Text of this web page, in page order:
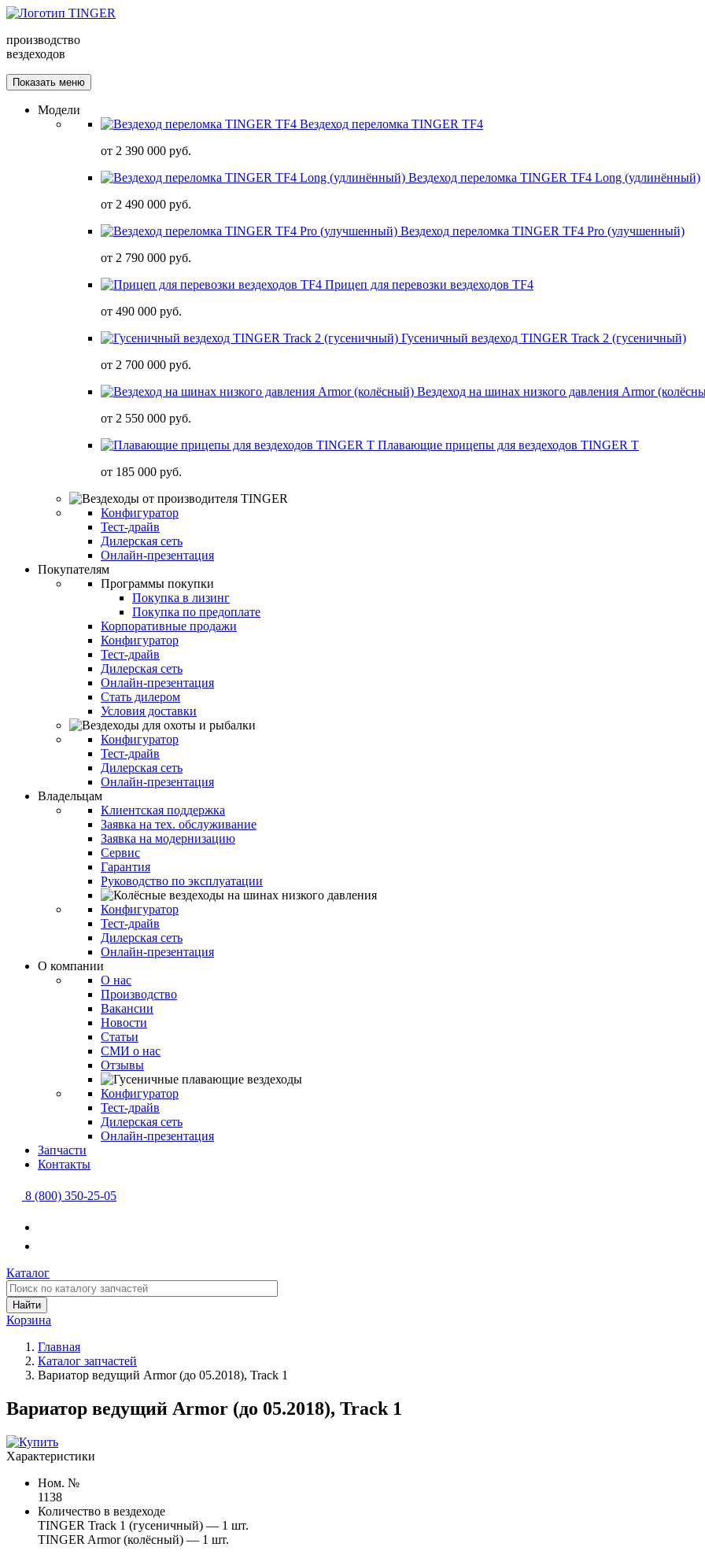
производство
вездеходов
Показать меню
Модели
Вездеход переломка TINGER TF4
от 2 390 000 руб.
Вездеход переломка TINGER TF4 Long (удлинённый)
от 2 490 000 руб.
Вездеход переломка TINGER TF4 Pro (улучшенный)
от 2 790 000 руб.
Прицеп для перевозки вездеходов TF4
от 490 000 руб.
Гусеничный вездеход TINGER Track 2 (гусеничный)
от 2 700 000 руб.
Вездеход на шинах низкого давления Armor
от 2 550 000 руб.
Плавающие прицепы для вездеходов TINGER T
от 185 000 руб.
Конфигуратор
Тест-драйв
Дилерская сеть
Онлайн-презентация
Покупателям
Программы покупки
Покупка в лизинг
Покупка по предоплате
Корпоративные продажи
Конфигуратор
Тест-драйв
Дилерская сеть
Онлайн-презентация
Стать дилером
Условия доставки
Конфигуратор
Тест-драйв
Дилерская сеть
Онлайн-презентация
Владельцам
Клиентская поддержка
Заявка на тех. обслуживание
Заявка на модернизацию
Сервис
Гарантия
Руководство по эксплуатации
Конфигуратор
Тест-драйв
Дилерская сеть
Онлайн-презентация
О компании
О нас
Производство
Вакансии
Новости
Статьи
СМИ о нас
Отзывы
Конфигуратор
Тест-драйв
Дилерская сеть
Онлайн-презентация
Запчасти
Контакты
8 (800) 350-25-05
Каталог
Найти
Корзина
Главная
Каталог запчастей
Вариатор ведущий Armor (до 05.2018), Track 1
Вариатор ведущий Armor (до 05.2018), Track 1
Характеристики
Ном. №
1138
Количество в вездеходе
TINGER Track 1 (гусеничный) — 1 шт.
TINGER Armor (колёсный) — 1 шт.